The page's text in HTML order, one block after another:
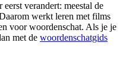
verandert: meestal de
werkt leren met films
voor woordenschat. Als je je
met de woordenschatgids